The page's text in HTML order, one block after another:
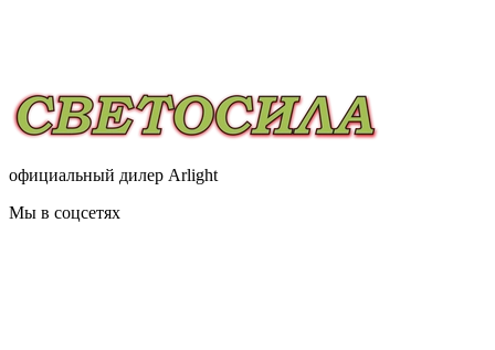
официальный дилер Arlight
Мы в соцсетях